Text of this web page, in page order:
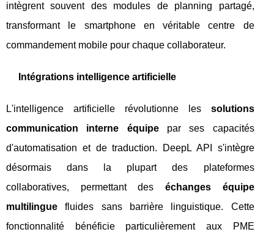
intègrent souvent des modules de planning partagé,
transformant le smartphone en véritable centre de
commandement mobile pour chaque collaborateur.
Intégrations intelligence artificielle
L'intelligence artificielle révolutionne les solutions
communication interne équipepar ses capacités
d'automatisation et de traduction. DeepL API s'intègre
désormais dans la plupart des plateformes
collaboratives, permettant des échanges équipe
multilingue fluides sans barrière linguistique. Cette
fonctionnalité bénéficie particulièrement aux PME